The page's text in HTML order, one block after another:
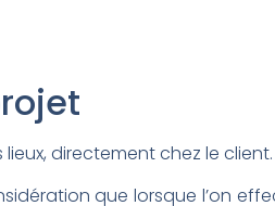
directement chez le client.
que lorsque l’on